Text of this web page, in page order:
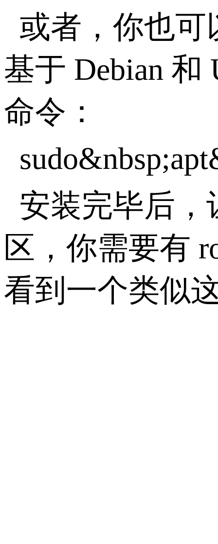
或者，你也可
基于 Debian
命令：
安装完毕后，
区，你需要有
看到一个类似